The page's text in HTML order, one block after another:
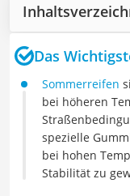
Das
Sommerreifen
bei höheren
spezielle
bei hohen
Stabilität zu